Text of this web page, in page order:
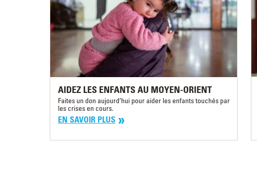
AIDEZ LES ENFANTS AU MOYEN-ORIENT
Faites un don aujourd’hui pour aider les enfants touchés par
les crises en cours.
EN SAVOIR PLUS